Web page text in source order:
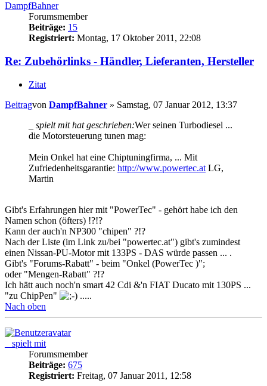
DampfBahner
Forumsmember
Beiträge: 15
Registriert: Montag, 17 Oktober 2011, 22:08
Re: Zubehörlinks - Händler, Lieferanten, Hersteller
Zitat
Beitragvon DampfBahner » Samstag, 07 Januar 2012, 13:37
_ spielt mit hat geschrieben:Wer seinen Turbodiesel ...
die Motorsteuerung tunen mag:
Mein Onkel hat eine Chiptuningfirma, ... Mit
Zufriedenheitsgarantie: http://www.powertec.at LG,
Martin
Gibt's Erfahrungen hier mit "PowerTec" - gehört habe ich den
Namen schon (öfters) !?!?
Kann der auch'n NP300 "chipen" ?!?
Nach der Liste (im Link zu/bei "powertec.at") gibt's zumindest
einen Nissan-PU-Motor mit 133PS - DAS würde passen ... .
Gibt's "Forums-Rabatt" - beim "Onkel (PowerTec )";
oder "Mengen-Rabatt" ?!?
Ich hätt auch noch'n smart 42 Cdi &'n FIAT Ducato mit 130PS ...
"zu ChipPen"
.....
Nach oben
_ spielt mit
Forumsmember
Beiträge: 675
Registriert: Freitag, 07 Januar 2011, 12:58